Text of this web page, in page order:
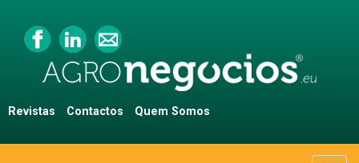
Revistas Contactos Quem Somos